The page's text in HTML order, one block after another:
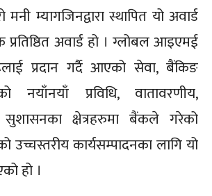
म्यागजिनद्वारा स्थापित यो अवार्ड
अवार्ड हो । ग्लोबल आइएमई
प्रदान गर्दै आएको सेवा, बैंकिङ
नयाँनयाँ प्रविधि, वातावरणीय,
क्षेत्रहरुमा बैंकले गरेको
उच्चस्तरीय कार्यसम्पादनका लागि यो
हो ।